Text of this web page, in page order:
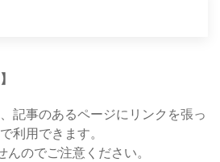
記事のあるページにリンクを張っ
利用できます。
のでご注意ください。